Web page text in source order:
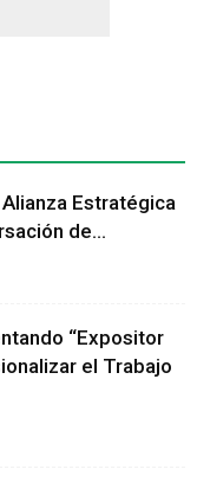
Estratégica
de...
“Expositor
el Trabajo